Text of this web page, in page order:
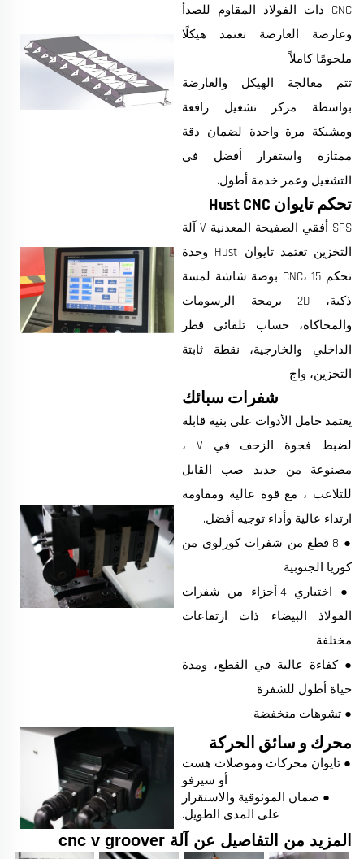
CNC ذات الفولاذ المقاوم للصدأ
وعارضة العارضة تعتمد هيكلًا
ملحومًا كاملاً.
تتم معالجة الهيكل والعارضة
بواسطة مركز تشغيل رافعة
ومشبكة مرة واحدة لضمان دقة
ممتازة واستقرار أفضل في
التشغيل وعمر خدمة أطول.
تحكم تايوان Hust CNC
SPS أفقي الصفيحة المعدنية V آلة
التخزين تعتمد تايوان Hust وحدة
تحكم CNC، 15 بوصة شاشة لمسة
ذكية، 2D برمجة الرسومات
والمحاكاة، حساب تلقائي قطر
الداخلي والخارجية، نقطة ثابتة
التخزين، واج
شفرات سبائك
يعتمد حامل الأدوات على بنية قابلة
لضبط فجوة الزحف في V ،
مصنوعة من حديد صب القابل
للتلاعب ، مع قوة عالية ومقاومة
ارتداء عالية وأداء توجيه أفضل.
● 8 قطع من شفرات كورلوى من
كوريا الجنوبية
● اختياري 4 أجزاء من شفرات
الفولاذ البيضاء ذات ارتفاعات
مختلفة
● كفاءة عالية في القطع، ومدة
حياة أطول للشفرة
● تشوهات منخفضة
محرك و سائق الحركة
● تايوان محركات وموصلات هست
أو سيرفو
● ضمان الموثوقية والاستقرار
على المدى الطويل.
المزيد من التفاصيل عن آلة cnc v groover